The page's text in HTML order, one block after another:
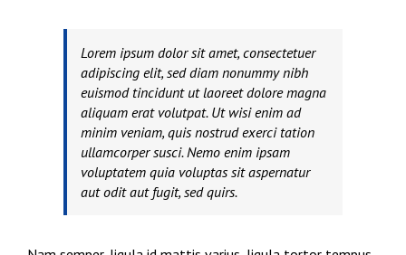
Lorem ipsum dolor sit amet, consectetuer
adipiscing elit, sed diam nonummy nibh
euismod tincidunt ut laoreet dolore magna
aliquam erat volutpat. Ut wisi enim ad
minim veniam, quis nostrud exerci tation
ullamcorper susci. Nemo enim ipsam
voluptatem quia voluptas sit aspernatur
aut odit aut fugit, sed quirs.